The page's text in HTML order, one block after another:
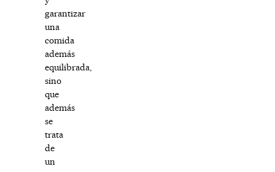
garantizar
una
comida
además
equilibrada,
sino
que
además
se
trata
de
un